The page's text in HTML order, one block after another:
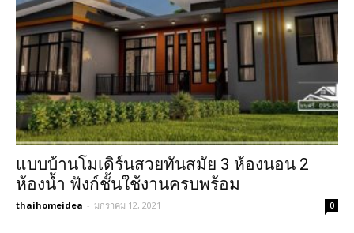
แบบบ้านโมเดิร์นสวยทันสมัย 3 ห้องนอน 2
ห้องน้ำ ฟังก์ชั้นใช้งานครบพร้อม
thaihomeidea - มกราคม 12, 2021 0